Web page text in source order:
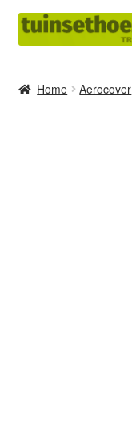
Ga
door
naar
Ga
naar
de
Home Aerocover